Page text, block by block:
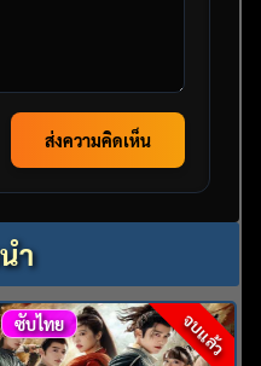
ส่งความคิดเห็น
ำ
จบแล้ว
ซับไทย